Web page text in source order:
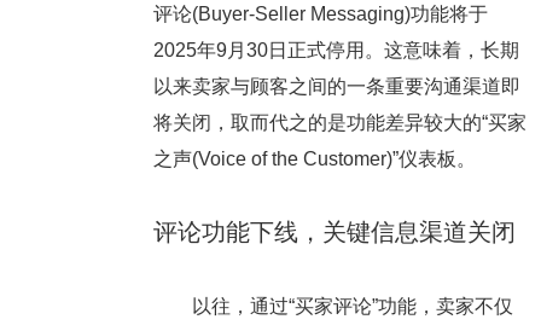
评论(Buyer-Seller Messaging)功能将于
2025年9月30日正式停用。这意味着，长期
以来卖家与顾客之间的一条重要沟通渠道即
将关闭，取而代之的是功能差异较大的“买家
之声(Voice of the Customer)”仪表板。
评论功能下线，关键信息渠道关闭
以往，通过“买家评论”功能，卖家不仅